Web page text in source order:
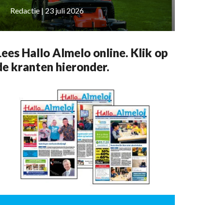
Redactie | 23 juli 2026
Hallo Almelo online. Klik op
kranten hieronder.